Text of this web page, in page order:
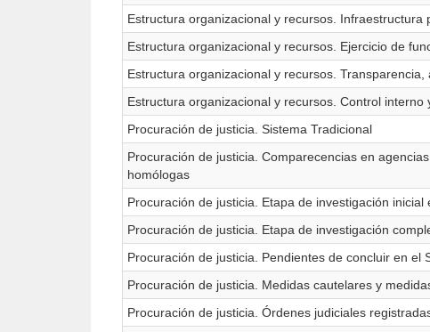
Estructura organizacional y recursos. Infraestructura
Estructura organizacional y recursos. Ejercicio de
Estructura organizacional y recursos.
Estructura organizacional y recursos. Control interno
Procuración de justicia. Sistema Tradicional
Procuración de justicia. Comparecencias en
homólogas
Procuración de justicia. Etapa de investigación inicial
Procuración de justicia. Etapa de investigación
Procuración de justicia. Pendientes de concluir en el
Procuración de justicia. Medidas cautelares y
Procuración de justicia. Órdenes judiciales